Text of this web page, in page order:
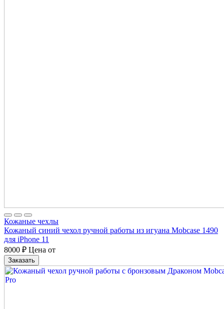
Кожаные чехлы
Кожаный синий чехол ручной работы из игуана Mobcase 1490
для iPhone 11
8000 ₽ Цена от
Заказать